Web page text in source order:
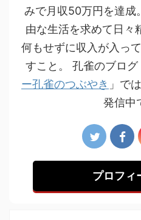
みで月収50万円を達成
由な生活を求めて日々
何もせずに収入が入っ
すこと。 孔雀のブログ
ー孔雀のつぶやき 」で
発信中
プロフィ